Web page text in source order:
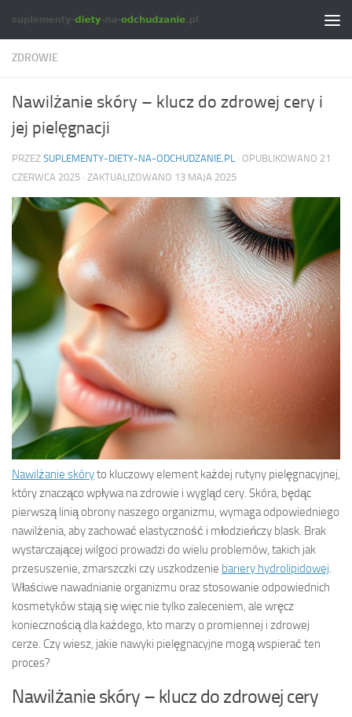
Skip to content
ZDROWIE
Nawilżanie skóry – klucz do zdrowej cery i
jej pielęgnacji
PRZEZ SUPLEMENTY-DIETY-NA-ODCHUDZANIE.PL · OPUBLIKOWANO 21
CZERWCA 2025 · ZAKTUALIZOWANO 13 MAJA 2025
Nawilżanie skóryto kluczowy element każdej rutyny pielęgnacyjnej,
który znacząco wpływa na zdrowie i wygląd cery. Skóra, będąc
pierwszą linią obrony naszego organizmu, wymaga odpowiedniego
nawilżenia, aby zachować elastyczność i młodzieńczy blask. Brak
wystarczającej wilgoci prowadzi do wielu problemów, takich jak
przesuszenie, zmarszczki czy uszkodzenie bariery hydrolipidowej.
Właściwe nawadnianie organizmu oraz stosowanie odpowiednich
kosmetyków stają się więc nie tylko zaleceniem, ale wręcz
koniecznością dla każdego, kto marzy o promiennej i zdrowej
cerze. Czy wiesz, jakie nawyki pielęgnacyjne mogą wspierać ten
proces?
Nawilżanie skóry – klucz do zdrowej cery